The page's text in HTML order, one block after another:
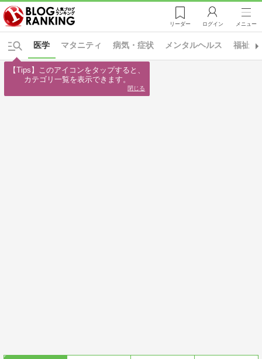
リーダー ログイン メニュー
マタニティ 病気・症状 メンタルヘルス 福祉・
医学
【Tips】このアイコンをタップすると、
カテゴリ一覧を表示できます。
閉じる